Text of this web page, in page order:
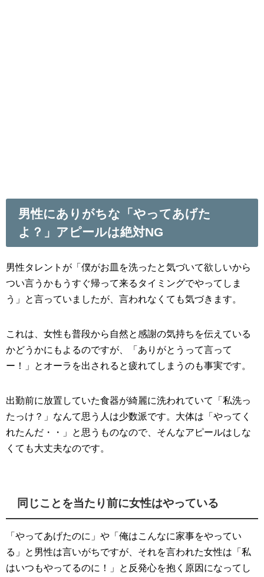
男性にありがちな「やってあげた
よ？」アピールは絶対NG
男性タレントが「僕がお皿を洗ったと気づいて欲しいから
つい言うかもうすぐ帰って来るタイミングでやってしま
う」と言っていましたが、言われなくても気づきます。
これは、女性も普段から自然と感謝の気持ちを伝えている
かどうかにもよるのですが、「ありがとうって言って
ー！」とオーラを出されると疲れてしまうのも事実です。
出勤前に放置していた食器が綺麗に洗われていて「私洗っ
たっけ？」なんて思う人は少数派です。大体は「やってく
れたんだ・・」と思うものなので、そんなアピールはしな
くても大丈夫なのです。
同じことを当たり前に女性はやっている
「やってあげたのに」や「俺はこんなに家事をやってい
る」と男性は言いがちですが、それを言われた女性は「私
はいつもやってるのに！」と反発心を抱く原因になってし